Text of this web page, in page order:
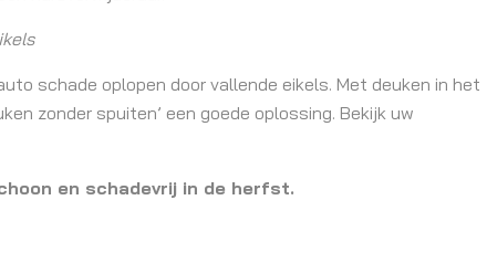
schade oplopen door vallende eikels. Met deuken in het
zonder spuiten’ een goede oplossing. Bekijk uw
en schadevrij in de herfst.